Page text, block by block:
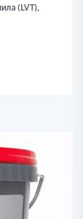
(LVT),